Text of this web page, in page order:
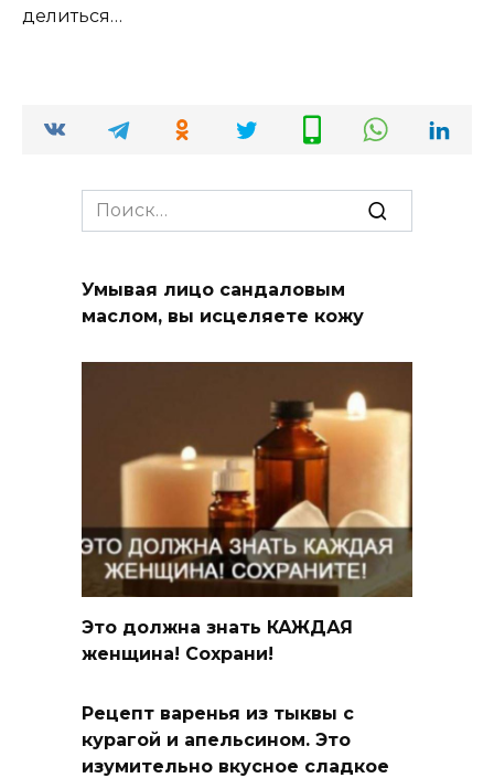
делиться…
Search
for:
Умывая лицо сандаловым
маслом, вы исцеляете кожу
Это должна знать КАЖДАЯ
женщина! Сохрани!
Рецепт варенья из тыквы с
курагой и апельсином. Это
изумительно вкусное сладкое